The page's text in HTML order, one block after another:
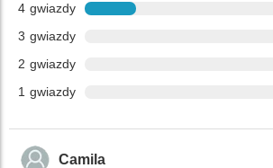
4 gwiazdy
3 gwiazdy
2 gwiazdy
1 gwiazdy
Camila